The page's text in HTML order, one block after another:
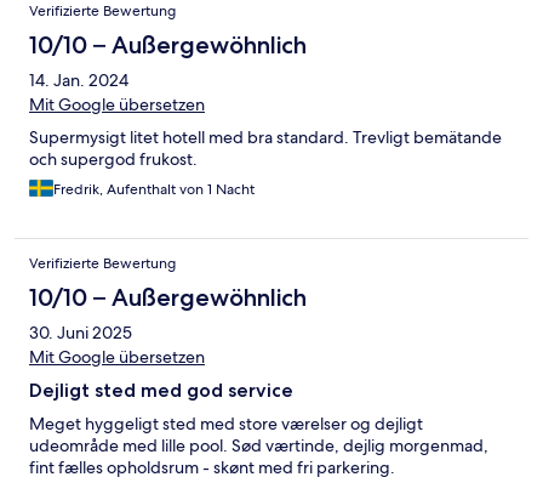
Verifizierte Bewertung
10/10 – Außergewöhnlich
14. Jan. 2024
Mit Google übersetzen
Supermysigt litet hotell med bra standard. Trevligt bemätande
och supergod frukost.
Fredrik, Aufenthalt von 1 Nacht
Verifizierte Bewertung
10/10 – Außergewöhnlich
30. Juni 2025
Mit Google übersetzen
Dejligt sted med god service
Meget hyggeligt sted med store værelser og dejligt
udeområde med lille pool. Sød værtinde, dejlig morgenmad,
fint fælles opholdsrum - skønt med fri parkering.